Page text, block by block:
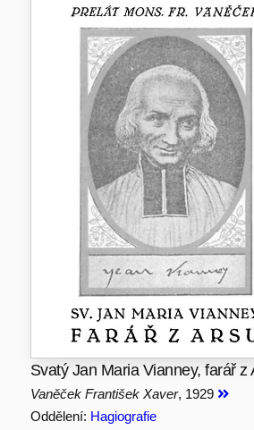
Svatý Jan Maria Vianney, farář z
Vaněček František Xaver, 1929
Oddělení: Hagiografie